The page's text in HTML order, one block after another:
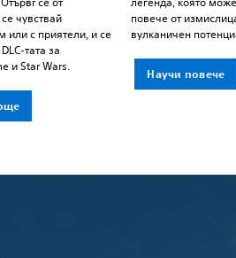
чувствай
или с приятели, и се
тата за
и Star Wars.
повече от
вулканичен
Научи повече